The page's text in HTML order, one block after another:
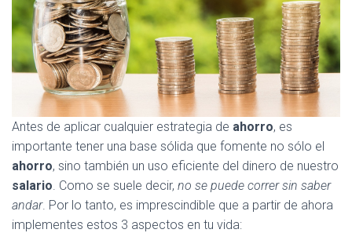
Antes de aplicar cualquier estrategia de ahorro, es
importante tener una base sólida que fomente no sólo el
ahorro, sino también un uso eficiente del dinero de nuestro
salario. Como se suele decir, no se puede correr sin saber
andar. Por lo tanto, es imprescindible que a partir de ahora
implementes estos 3 aspectos en tu vida: